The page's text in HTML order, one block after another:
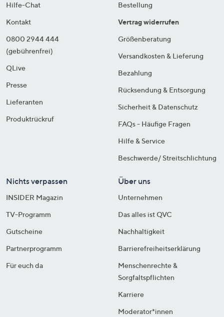
Hilfe-Chat
Kontakt
0800 2944 444
(gebührenfrei)
QLive
Presse
Lieferanten
Produktrückruf
Bestellung
Vertrag widerrufen
Größenberatung
Versandkosten & Lieferung
Bezahlung
Rücksendung & Entsorgung
Sicherheit & Datenschutz
FAQs - Häufige Fragen
Hilfe & Service
Beschwerde/ Streitschlichtung
Nichts verpassen
INSIDER Magazin
TV-Programm
Gutscheine
Partnerprogramm
Für euch da
Über uns
Unternehmen
Das alles ist QVC
Nachhaltigkeit
Barrierefreiheitserklärung
Menschenrechte &
Sorgfaltspflichten
Karriere
Moderator*innen